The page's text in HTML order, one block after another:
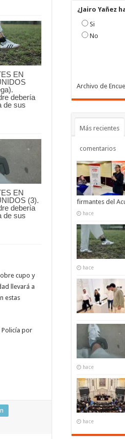
EN
debería
de sus
EN
(3).
debería
de sus
cupo y
llevará a
estas
por
¿Jairo Yañez
Si
No
Archivo de
Más recientes
comentarios
firmantes del
hace
hace
hace
hace